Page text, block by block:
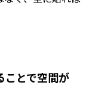
ことで空間が